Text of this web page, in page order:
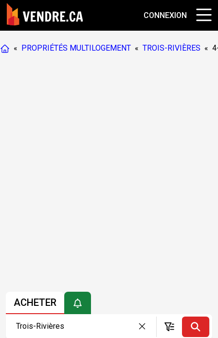
CONNEXION
« PROPRIÉTÉS MULTILOGEMENT « TROIS-RIVIÈRES «
ACHETER